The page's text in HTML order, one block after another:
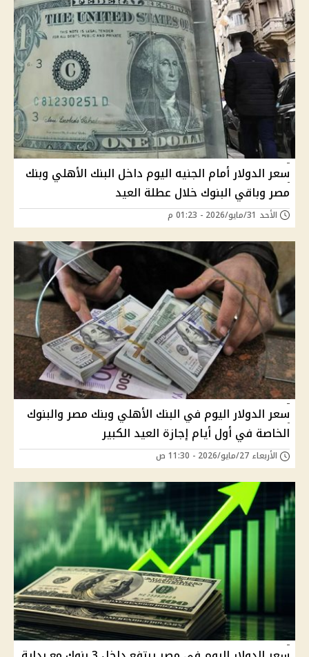
سعر الدولار أمام الجنيه اليوم داخل البنك الأهلي وبنك
مصر وباقي البنوك خلال عطلة العيد
الأحد 31/مايو/2026 - 01:23 م
سعر الدولار اليوم في البنك الأهلي وبنك مصر والبنوك
الخاصة في أول أيام إجازة العيد الكبير
الأربعاء 27/مايو/2026 - 11:30 ص